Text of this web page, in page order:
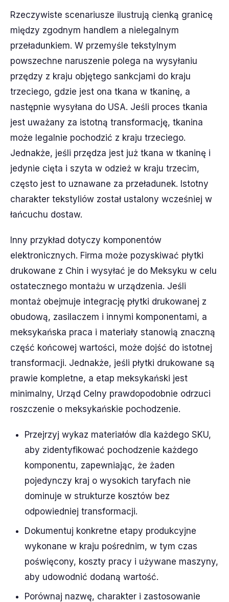
Rzeczywiste scenariusze ilustrują cienką granicę
między zgodnym handlem a nielegalnym
przeładunkiem. W przemyśle tekstylnym
powszechne naruszenie polega na wysyłaniu
przędzy z kraju objętego sankcjami do kraju
trzeciego, gdzie jest ona tkana w tkaninę, a
następnie wysyłana do USA. Jeśli proces tkania
jest uważany za istotną transformację, tkanina
może legalnie pochodzić z kraju trzeciego.
Jednakże, jeśli przędza jest już tkana w tkaninę i
jedynie cięta i szyta w odzież w kraju trzecim,
często jest to uznawane za przeładunek. Istotny
charakter tekstyliów został ustalony wcześniej w
łańcuchu dostaw.
Inny przykład dotyczy komponentów
elektronicznych. Firma może pozyskiwać płytki
drukowane z Chin i wysyłać je do Meksyku w celu
ostatecznego montażu w urządzenia. Jeśli
montaż obejmuje integrację płytki drukowanej z
obudową, zasilaczem i innymi komponentami, a
meksykańska praca i materiały stanowią znaczną
część końcowej wartości, może dojść do istotnej
transformacji. Jednakże, jeśli płytki drukowane są
prawie kompletne, a etap meksykański jest
minimalny, Urząd Celny prawdopodobnie odrzuci
roszczenie o meksykańskie pochodzenie.
Przejrzyj wykaz materiałów dla każdego SKU,
aby zidentyfikować pochodzenie każdego
komponentu, zapewniając, że żaden
pojedynczy kraj o wysokich taryfach nie
dominuje w strukturze kosztów bez
odpowiedniej transformacji.
Dokumentuj konkretne etapy produkcyjne
wykonane w kraju pośrednim, w tym czas
poświęcony, koszty pracy i używane maszyny,
aby udowodnić dodaną wartość.
Porównaj nazwę, charakter i zastosowanie